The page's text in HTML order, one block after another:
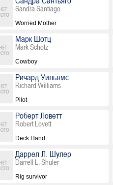
Sandra Santiago
Worried Mother
Марк Шотц
Mark Schotz
Cowboy
Ричард Уильямс
Richard Williams
Pilot
Роберт Ловетт
Robert Lovett
Deck Hand
Даррел Л. Шулер
Darrell L. Shuler
Rig survivor